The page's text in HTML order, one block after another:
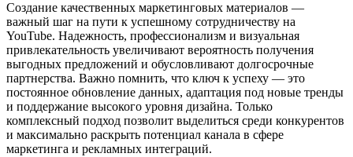
Создание качественных маркетинговых материалов —
важный шаг на пути к успешному сотрудничеству на
YouTube. Надежность, профессионализм и визуальная
привлекательность увеличивают вероятность получения
выгодных предложений и обусловливают долгосрочные
партнерства. Важно помнить, что ключ к успеху — это
постоянное обновление данных, адаптация под новые тренды
и поддержание высокого уровня дизайна. Только
комплексный подход позволит выделиться среди конкурентов
и максимально раскрыть потенциал канала в сфере
маркетинга и рекламных интеграций.